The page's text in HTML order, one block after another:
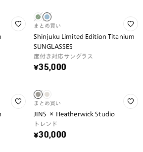
まとめ買い
Shinjuku Limited Edition Titanium
SUNGLASSES
度付き対応サングラス
¥35,000
まとめ買い
JINS × Heatherwick Studio
トレンド
¥30,000